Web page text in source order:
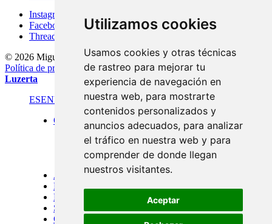
Utilizamos cookies
Usamos cookies y otras técnicas
de rastreo para mejorar tu
experiencia de navegación en
nuestra web, para mostrarte
contenidos personalizados y
anuncios adecuados, para analizar
el tráfico en nuestra web y para
comprender de donde llegan
nuestros visitantes.
Aceptar
Instagram
Facebook
Threads
© 2026 Miguel Carretón· Condiciones generales · Aviso legal
Política de privacidad · Política de cookies ·Desarrollado por
Luzerta
ESENFR
Obra
Formato estándar
Panorámicas
Gran formato
Puertas de Menorca
A medida
Experiencias
Espacios
Sobre mí
Contacto